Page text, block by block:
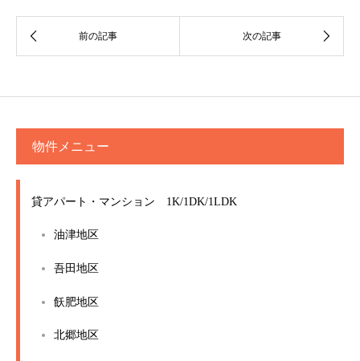
物件メニュー
貸アパート・マンション 1K/1DK/1LDK
油津地区
吾田地区
飫肥地区
北郷地区